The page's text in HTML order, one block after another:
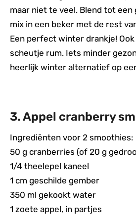
maar niet te veel. Blend tot een
mix in een beker met de rest
Een perfect winter drankje!
scheutje rum. Iets minder
heerlijk winter alternatief op
3. Appel cranberry
Ingrediënten voor 2 smoothies:
50 g cranberries (of 20 g
1/4 theelepel kaneel
1 cm geschilde gember
350 ml gekookt water
1 zoete appel, in partjes